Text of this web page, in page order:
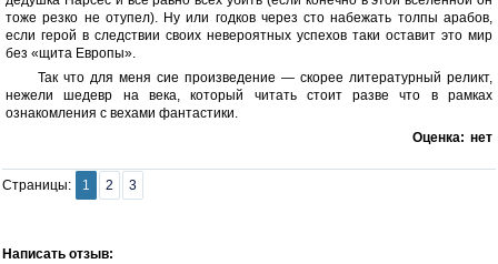
тоже резко не отупел). Ну или годков через сто набежать толпы арабов,
если герой в следствии своих невероятных успехов таки оставит это мир
без «щита Европы».
Так что для меня сие произведение — скорее литературный реликт,
нежели шедевр на века, который читать стоит разве что в рамках
ознакомления с вехами фантастики.
Оценка: нет
Страницы: 1 2 3
Написать отзыв: